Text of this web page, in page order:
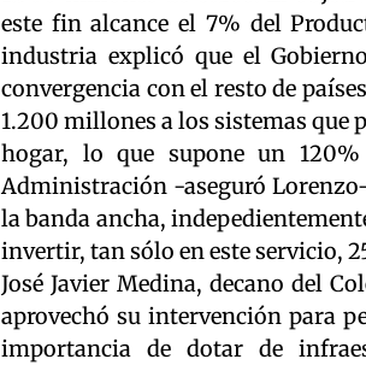
este fin alcance el 7% del
industria explicó que el
convergencia con el resto de
1.200 millones a los sistemas
hogar, lo que supone un
Administración -aseguró
la banda ancha,
invertir, tan sólo en este servicio,
José Javier Medina, decano del
aprovechó su intervención para
importancia de dotar de